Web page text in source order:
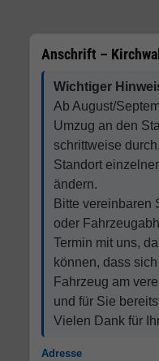
Anschrift –
Wichtiger
Ab August/
Umzug an den
schrittweise
Standort
ändern.
Bitte vereinbaren
oder
Termin mit uns,
können, dass
Fahrzeug am
und für Sie
Vielen Dank für
Adresse